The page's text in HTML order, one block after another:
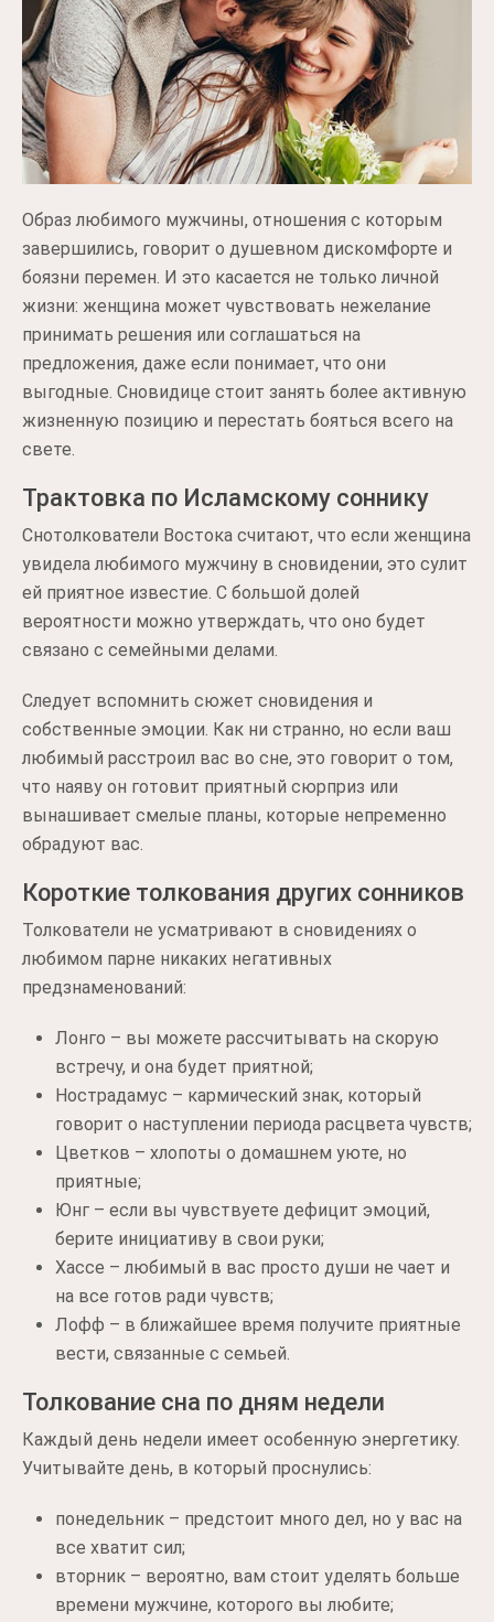
Образ любимого мужчины, отношения с которым
завершились, говорит о душевном дискомфорте и
боязни перемен. И это касается не только личной
жизни: женщина может чувствовать нежелание
принимать решения или соглашаться на
предложения, даже если понимает, что они
выгодные. Сновидице стоит занять более активную
жизненную позицию и перестать бояться всего на
свете.
Трактовка по Исламскому соннику
Снотолкователи Востока считают, что если женщина
увидела любимого мужчину в сновидении, это сулит
ей приятное известие. С большой долей
вероятности можно утверждать, что оно будет
связано с семейными делами.
Следует вспомнить сюжет сновидения и
собственные эмоции. Как ни странно, но если ваш
любимый расстроил вас во сне, это говорит о том,
что наяву он готовит приятный сюрприз или
вынашивает смелые планы, которые непременно
обрадуют вас.
Короткие толкования других сонников
Толкователи не усматривают в сновидениях о
любимом парне никаких негативных
предзнаменований:
Лонго – вы можете рассчитывать на скорую
встречу, и она будет приятной;
Нострадамус – кармический знак, который
говорит о наступлении периода расцвета чувств;
Цветков – хлопоты о домашнем уюте, но
приятные;
Юнг – если вы чувствуете дефицит эмоций,
берите инициативу в свои руки;
Хассе – любимый в вас просто души не чает и
на все готов ради чувств;
Лофф – в ближайшее время получите приятные
вести, связанные с семьей.
Толкование сна по дням недели
Каждый день недели имеет особенную энергетику.
Учитывайте день, в который проснулись:
понедельник – предстоит много дел, но у вас на
все хватит сил;
вторник – вероятно, вам стоит уделять больше
времени мужчине, которого вы любите;